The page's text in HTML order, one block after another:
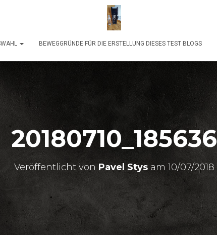
BEWEGGRÜNDE FÜR DIE ERSTELLUNG DIESES TEST BLOGS
20180710_185636
Veröffentlicht von Pavel Stysam 10/07/2018